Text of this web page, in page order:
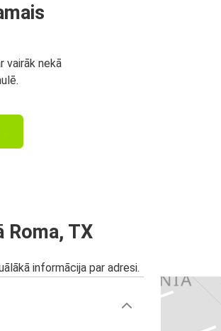
vairāk nekā
Roma, TX
informācija par adresi.